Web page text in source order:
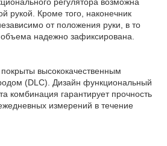
регулятора возможна
рукой. Кроме того, наконечник
от положения руки, в то
объема надежно зафиксирована.
высококачественным
(DLC). Дизайн функциональный
комбинация гарантирует прочность
измерений в течение